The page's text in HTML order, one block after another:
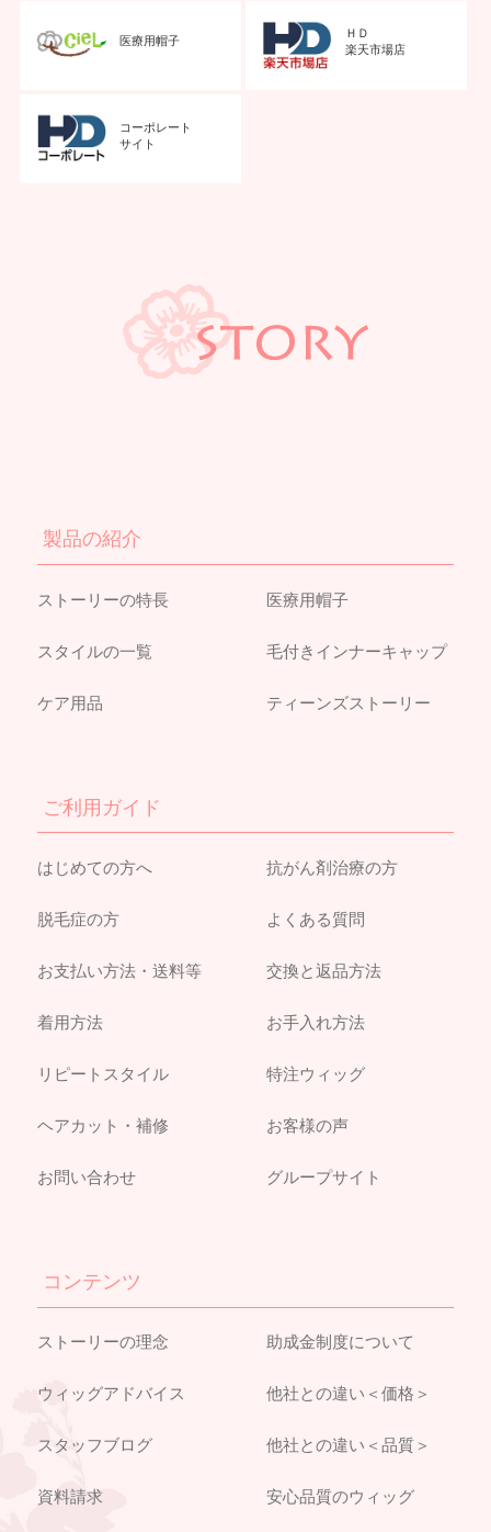
医療用帽子
ＨＤ
楽天市場店
コーポレート
サイト
製品の紹介
ストーリーの特長
スタイルの一覧
ケア用品
医療用帽子
毛付きインナーキャップ
ティーンズストーリー
ご利用ガイド
はじめての方へ
脱毛症の方
お支払い方法・送料等
着用方法
リピートスタイル
ヘアカット・補修
お問い合わせ
抗がん剤治療の方
よくある質問
交換と返品方法
お手入れ方法
特注ウィッグ
お客様の声
グループサイト
コンテンツ
ストーリーの理念
ウィッグアドバイス
スタッフブログ
資料請求
助成金制度について
他社との違い＜価格＞
他社との違い＜品質＞
安心品質のウィッグ